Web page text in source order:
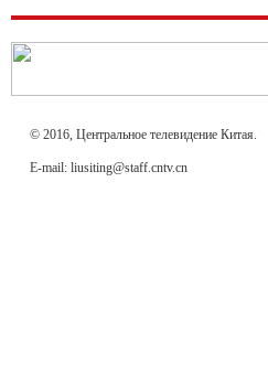
© 2016, Центральное телевидение Китая.
E-mail: liusiting@staff.cntv.cn